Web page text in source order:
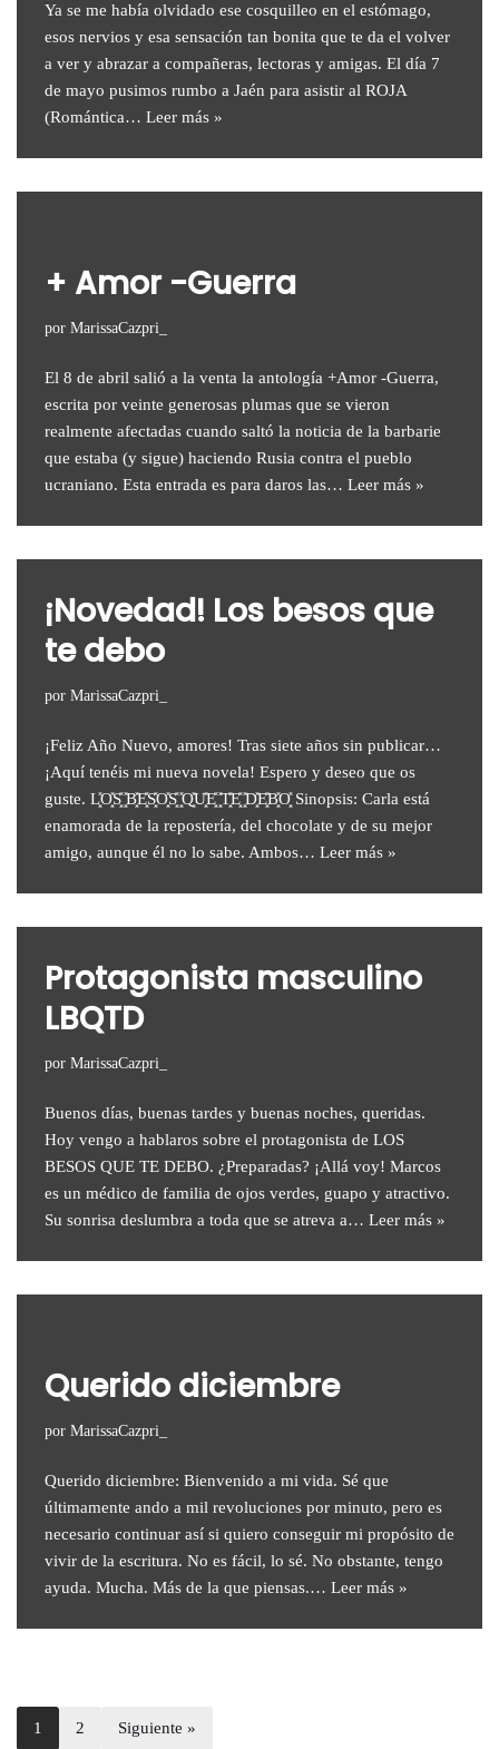
Ya se me había olvidado ese cosquilleo en el estómago,
esos nervios y esa sensación tan bonita que te da el volver
a ver y abrazar a compañeras, lectoras y amigas. El día 7
de mayo pusimos rumbo a Jaén para asistir al ROJA
(Romántica… Leer más »
+ Amor -Guerra
por MarissaCazpri_
El 8 de abril salió a la venta la antología +Amor -Guerra,
escrita por veinte generosas plumas que se vieron
realmente afectadas cuando saltó la noticia de la barbarie
que estaba (y sigue) haciendo Rusia contra el pueblo
ucraniano. Esta entrada es para daros las… Leer más »
¡Novedad! Los besos que
te debo
por MarissaCazpri_
¡Feliz Año Nuevo, amores! Tras siete años sin publicar…
¡Aquí tenéis mi nueva novela! Espero y deseo que os
guste. L͓̽O͓̽S͓̽ ͓̽B͓̽E͓̽S͓̽O͓̽S͓̽ ͓̽Q͓̽U͓̽E͓̽ ͓̽T͓̽E͓̽ ͓̽D͓̽E͓̽B͓̽O͓̽ Sinopsis: Carla está
enamorada de la repostería, del chocolate y de su mejor
amigo, aunque él no lo sabe. Ambos… Leer más »
Protagonista masculino
LBQTD
por MarissaCazpri_
Buenos días, buenas tardes y buenas noches, queridas.
Hoy vengo a hablaros sobre el protagonista de LOS
BESOS QUE TE DEBO. ¿Preparadas? ¡Allá voy! Marcos
es un médico de familia de ojos verdes, guapo y atractivo.
Su sonrisa deslumbra a toda que se atreva a… Leer más »
Querido diciembre
por MarissaCazpri_
Querido diciembre: Bienvenido a mi vida. Sé que
últimamente ando a mil revoluciones por minuto, pero es
necesario continuar así si quiero conseguir mi propósito de
vivir de la escritura. No es fácil, lo sé. No obstante, tengo
ayuda. Mucha. Más de la que piensas.… Leer más »
1 2 Siguiente »